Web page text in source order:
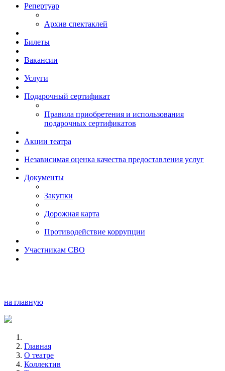
Репертуар
Архив спектаклей
Билеты
Вакансии
Услуги
Подарочный сертификат
Правила приобретения и использования
подарочных сертификатов
Акции театра
Независимая оценка качества предоставления услуг
Документы
Закупки
Дорожная карта
Противодействие коррупции
Участникам СВО
на главную
Главная
О театре
Коллектив